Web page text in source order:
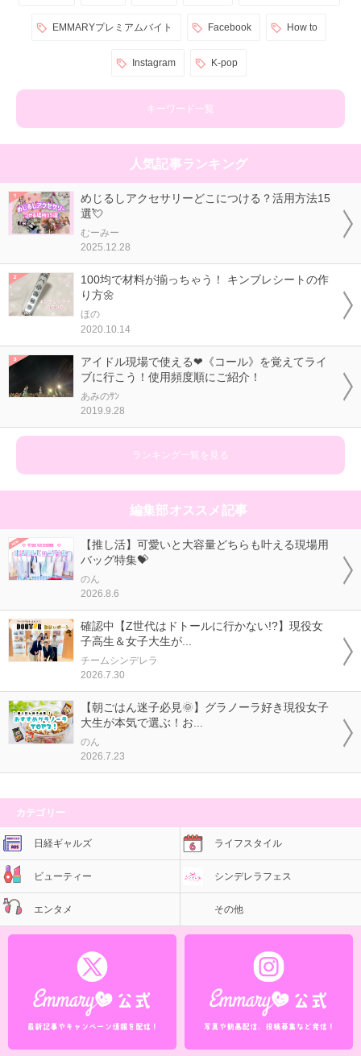
EMMARYプレミアムバイト Facebook How to
Instagram K-pop
キーワード一覧
人気記事ランキング
めじるしアクセサリーどこにつける？活用方法15
選💘
むーみー
2025.12.28
100均で材料が揃っちゃう！ キンブレシートの作
り方🌼
ほの
2020.10.14
アイドル現場で使える❤《コール》を覚えてライ
ブに行こう！使用頻度順にご紹介！
あみのｻﾝ
2019.9.28
ランキング一覧を見る
編集部オススメ記事
【推し活】可愛いと大容量どちらも叶える現場用
バッグ特集💝
のん
2026.8.6
確認中【Z世代はドトールに行かない!?】現役女
子高生＆女子大生が...
チームシンデレラ
2026.7.30
【朝ごはん迷子必見🌞】グラノーラ好き現役女子
大生が本気で選ぶ！お...
のん
2026.7.23
カテゴリー
日経ギャルズ ライフスタイル
ビューティー シンデレラフェス
エンタメ その他